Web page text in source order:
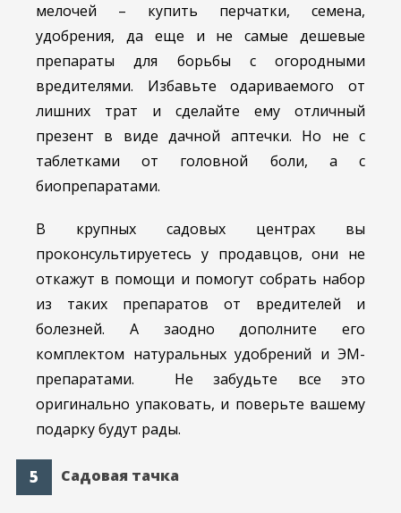
мелочей – купить перчатки, семена,
удобрения, да еще и не самые дешевые
препараты для борьбы с огородными
вредителями. Избавьте одариваемого от
лишних трат и сделайте ему отличный
презент в виде дачной аптечки. Но не с
таблетками от головной боли, а с
биопрепаратами.
В крупных садовых центрах вы
проконсультируетесь у продавцов, они не
откажут в помощи и помогут собрать набор
из таких препаратов от вредителей и
болезней. А заодно дополните его
комплектом натуральных удобрений и ЭМ-
препаратами. Не забудьте все это
оригинально упаковать, и поверьте вашему
подарку будут рады.
Садовая тачка